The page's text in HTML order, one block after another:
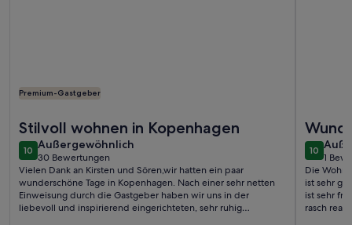
Premium-Gastgeber
Stilvoll wohnen in Kopenhagen
1010 von 10
Außergewöhnlich
außergewöhnlich
30 Bewertungen
(30
bewertungen)
Vielen Dank an Kirsten und Sören,wir hatten ein paar
wunderschöne Tage in Kopenhagen. Nach einer sehr netten
Einweisung durch die Gastgeber haben wir uns in der
liebevoll und inspirierend eingerichteten, sehr ruhig
1010 von
1
(1
Die
ist sehr
ist sehr
rasch